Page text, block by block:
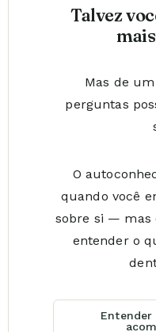
Talvez
Mas de
perguntas
O
quando você
sobre si — mas
entender o